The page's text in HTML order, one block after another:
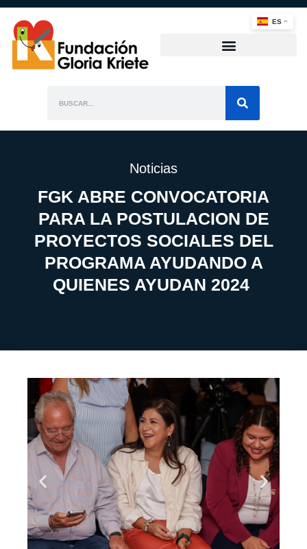
Noticias
FGK ABRE CONVOCATORIA
PARA LA POSTULACION DE
PROYECTOS SOCIALES DEL
PROGRAMA AYUDANDO A
QUIENES AYUDAN 2024
ES